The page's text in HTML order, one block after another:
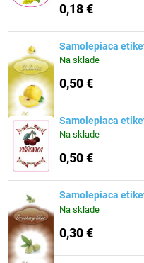
0,18 €
Samolepiaca
Na sklade
0,50 €
Samolepiaca
Na sklade
0,50 €
Samolepiaca
Na sklade
0,30 €